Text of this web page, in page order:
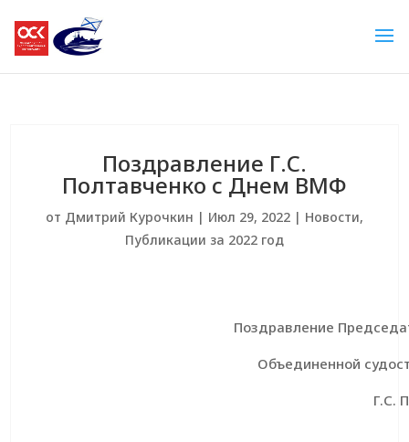
Поздравление Г.С.
Полтавченко с Днем ВМФ
от Дмитрий Курочкин | Июл 29, 2022 | Новости,
Публикации за 2022 год
Поздравление
Объединенной
Г.С.